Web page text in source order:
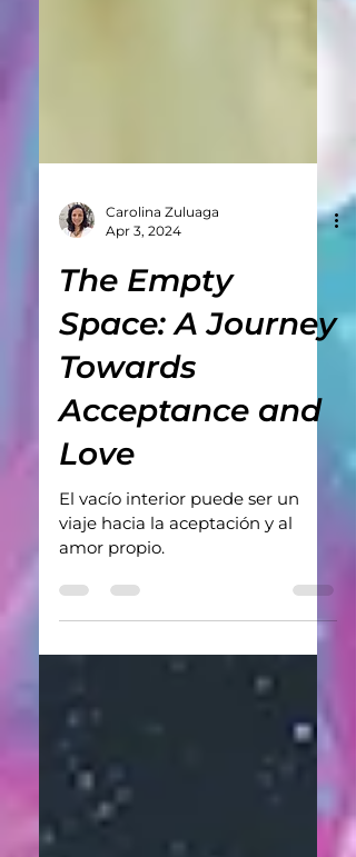
Apr 3, 2024
The Empty
Space: A Journey
Towards
Acceptance and
Love
El vacío interior puede ser un
viaje hacia la aceptación y al
amor propio.